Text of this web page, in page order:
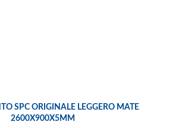
SPC ORIGINALE LEGGERO MATE
2600X900X5MM